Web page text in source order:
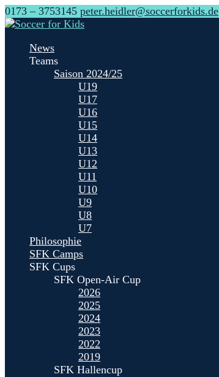
0173 – 3753145 peter.heidler@soccerforkids.de
News
Teams
Saison 2024/25
U19
U17
U16
U15
U14
U13
U12
U11
U10
U9
U8
U7
Philosophie
SFK Camps
SFK Cups
SFK Open-Air Cup
2026
2025
2024
2023
2022
2019
SFK Hallencup